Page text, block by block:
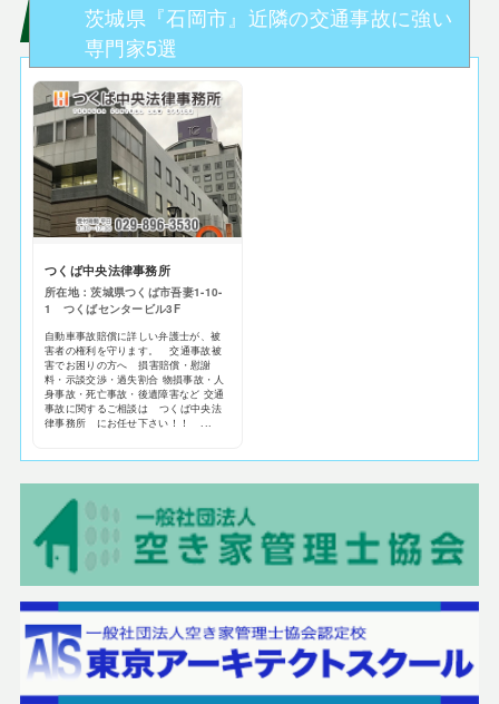
茨城県『石岡市』近隣の交通事故に強い
専門家5選
つくば中央法律事務所
所在地：茨城県つくば市吾妻1-10-
1 つくばセンタービル3F
自動車事故賠償に詳しい弁護士が、被
害者の権利を守ります。 交通事故被
害でお困りの方へ 損害賠償・慰謝
料・示談交渉・過失割合 物損事故・人
身事故・死亡事故・後遺障害など 交通
事故に関するご相談は つくば中央法
律事務所 にお任せ下さい！！ ...